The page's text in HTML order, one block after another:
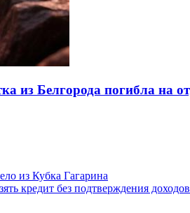
из Белгорода погибла на
из Кубка Гагарина
кредит без подтверждения